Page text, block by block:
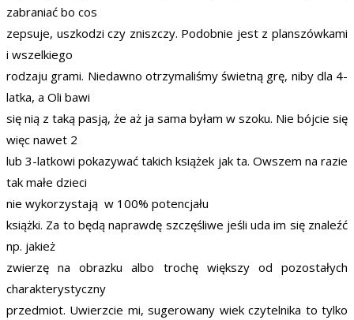
zabraniać bo cos
zepsuje, uszkodzi czy zniszczy. Podobnie jest z planszówkami
i wszelkiego
rodzaju grami. Niedawno otrzymaliśmy świetną grę, niby dla 4-
latka, a Oli bawi
się nią z taką pasją, że aż ja sama byłam w szoku. Nie bójcie się
więc nawet 2
lub 3-latkowi pokazywać takich książek jak ta. Owszem na razie
tak małe dzieci
nie wykorzystają w 100% potencjału
książki. Za to będą naprawdę szczęśliwe jeśli uda im się znaleźć
np. jakież
zwierzę na obrazku albo trochę większy od pozostałych
charakterystyczny
przedmiot. Uwierzcie mi, sugerowany wiek czytelnika to tylko